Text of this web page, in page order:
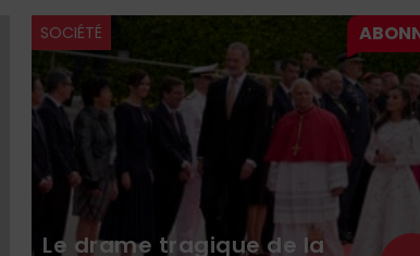
SOCIÉTÉ
Le drame tragique de la